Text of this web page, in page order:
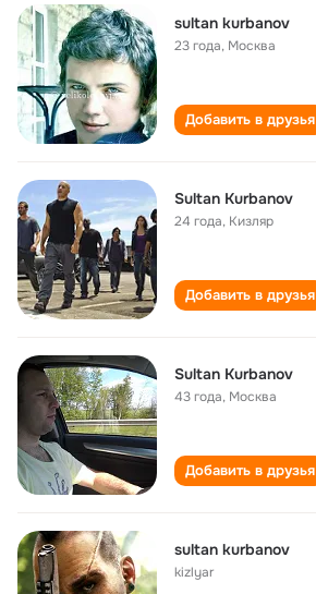
sultan kurbanov
23 года, Москва
Добавить в друзья
Sultan Kurbanov
24 года, Кизляр
Добавить в друзья
Sultan Kurbanov
43 года, Москва
Добавить в друзья
sultan kurbanov
kizlyar